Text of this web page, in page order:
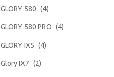
GLORY 580 (4)
GLORY 580 PRO (4)
GLORY IX5 (4)
Glory IX7 (2)